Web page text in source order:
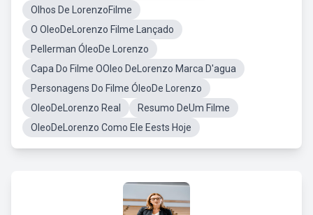
Olhos De LorenzoFilme
O OleoDeLorenzo Filme Lançado
Pellerman ÓleoDe Lorenzo
Capa Do Filme OOleo DeLorenzo Marca D'agua
Personagens Do Filme ÓleoDe Lorenzo
OleoDeLorenzo Real
Resumo DeUm Filme
OleoDeLorenzo Como Ele Eests Hoje